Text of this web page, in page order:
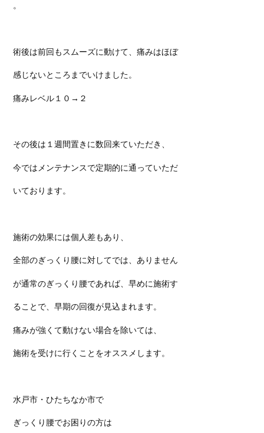
。
術後は前回もスムーズに動けて、痛みはほぼ
感じないところまでいけました。
痛みレベル１０→２
その後は１週間置きに数回来ていただき、
今ではメンテナンスで定期的に通っていただ
いております。
施術の効果には個人差もあり、
全部のぎっくり腰に対してでは、ありません
が通常のぎっくり腰であれば、早めに施術す
ることで、早期の回復が見込まれます。
痛みが強くて動けない場合を除いては、
施術を受けに行くことをオススメします。
水戸市・ひたちなか市で
ぎっくり腰でお困りの方は